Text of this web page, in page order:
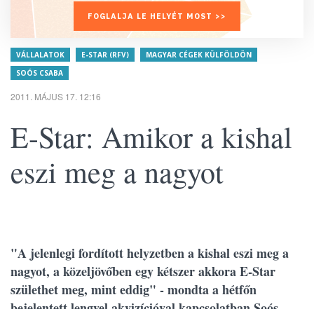
FOGLALJA LE HELYÉT MOST >>
VÁLLALATOK E-STAR (RFV)
MAGYAR CÉGEK KÜLFÖLDÖN
SOÓS CSABA
2011. MÁJUS 17. 12:16
E-Star: Amikor a kishal
eszi meg a nagyot
"A jelenlegi fordított helyzetben a kishal eszi meg a
nagyot, a közeljövőben egy kétszer akkora E-Star
születhet meg, mint eddig" - mondta a hétfőn